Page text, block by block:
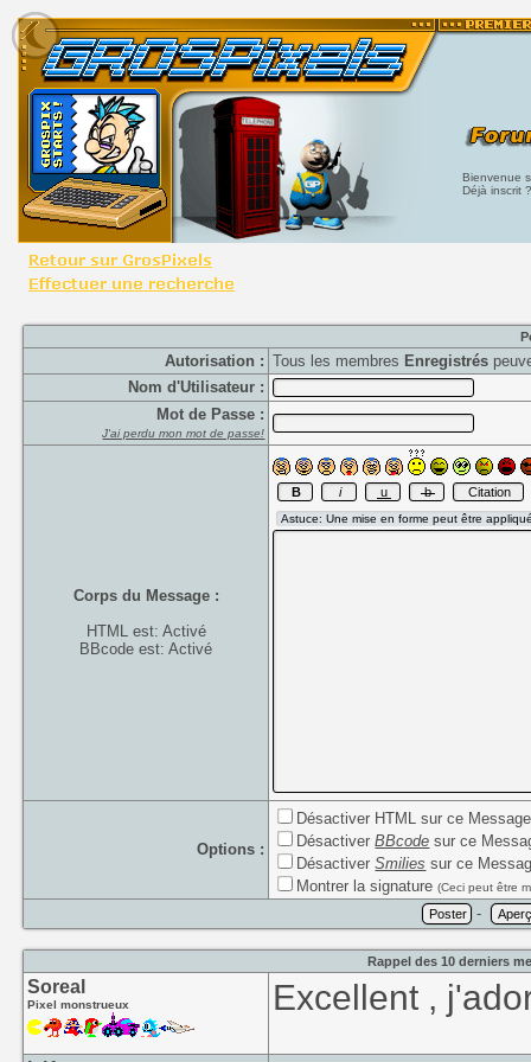
Bienvenue
Déjà inscrit
Autorisation : Tous les membres Enregistrés
Nom d'Utilisateur :
Mot de Passe :
J'ai perdu mon mot de passe!
Corps du Message :
HTML est: Activé
BBcode est: Activé
Options :
Désactiver HTML sur ce Message
DésactiverBBcode sur ce
DésactiverSmilies sur ce
Montrer la signature(Ceci peut être
-
Rappel des 10 derniers
Soreal
Pixel monstrueux Excellent ,